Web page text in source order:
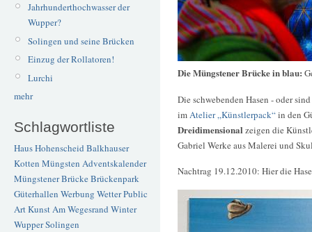
Jahrhunderthochwasser der
Wupper?
Solingen und seine Brücken
Einzug der Rollatoren!
Lurchi
mehr
Schlagwortliste
Haus Hohenscheid Balkhauser
Kotten Müngsten Adventskalender
Müngstener BrückeBrückenpark
Güterhallen Werbung WetterPublic
ArtKunstAm Wegesrand Winter
WupperSolingen
Die Müngstener Brücke in blau:
Die schwebenden Hasen - oder
imAtelier „Künstlerpack“in den
Dreidimensional zeigen die
Gabriel Werke aus Malerei und
Nachtrag 19.12.2010: Hier die